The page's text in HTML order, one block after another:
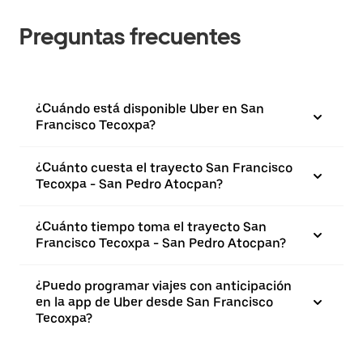
Preguntas frecuentes
¿Cuándo está disponible Uber en San
Francisco Tecoxpa?
¿Cuánto cuesta el trayecto San Francisco
Tecoxpa - San Pedro Atocpan?
¿Cuánto tiempo toma el trayecto San
Francisco Tecoxpa - San Pedro Atocpan?
¿Puedo programar viajes con anticipación
en la app de Uber desde San Francisco
Tecoxpa?